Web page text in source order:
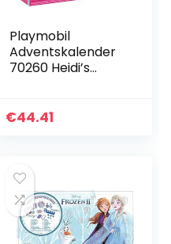
Playmobil
Adventskalender
70260 Heidi’s
Jaar, 68-delig
€44.41